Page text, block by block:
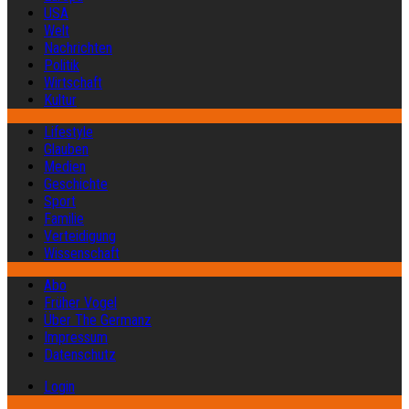
USA
Welt
Nachrichten
Politik
Wirtschaft
Kultur
Lifestyle
Glauben
Medien
Geschichte
Sport
Familie
Verteidigung
Wissenschaft
Abo
Früher Vogel
Über The Germanz
Impressum
Datenschutz
Login